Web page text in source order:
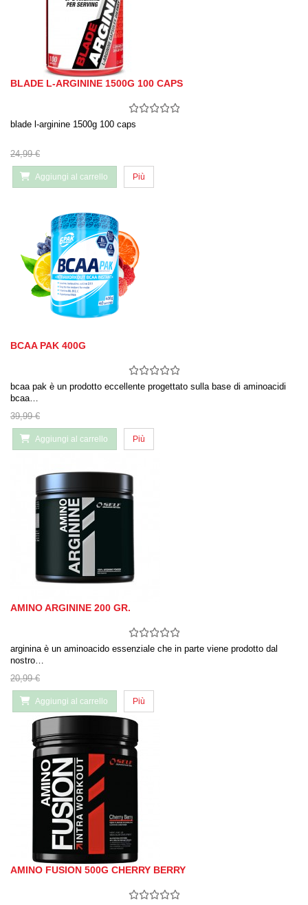
BLADE L-ARGININE 1500G 100 CAPS
blade l-arginine 1500g 100 caps
24,99 €
Aggiungi al carrello Più
BCAA PAK 400G
bcaa pak è un prodotto eccellente progettato sulla base di aminoacidi
bcaa…
39,99 €
Aggiungi al carrello Più
AMINO ARGININE 200 GR.
arginina è un aminoacido essenziale che in parte viene prodotto dal
nostro…
20,99 €
Aggiungi al carrello Più
AMINO FUSION 500G CHERRY BERRY